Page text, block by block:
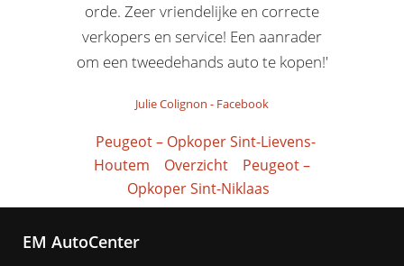
orde. Zeer vriendelijke en correcte
verkopers en service! Een aanrader
om een tweedehands auto te kopen!'
Julie Colignon - Facebook
Peugeot – Opkoper Sint-Lievens-
Houtem
Overzicht
Peugeot –
Opkoper Sint-Niklaas
EM AutoCenter